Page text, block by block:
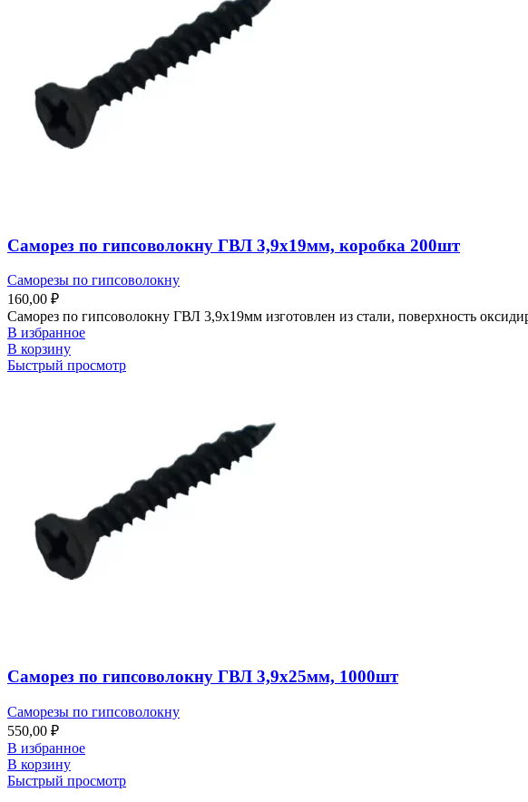
Саморез по гипсоволокну ГВЛ 3,9х19мм, коробка 200шт
Саморезы по гипсоволокну
160,00 ₽
Саморез по гипсоволокну ГВЛ 3,9х19мм изготовлен из стали, поверхность
В избранное
В корзину
Быстрый просмотр
Саморез по гипсоволокну ГВЛ 3,9х25мм, 1000шт
Саморезы по гипсоволокну
550,00 ₽
В избранное
В корзину
Быстрый просмотр